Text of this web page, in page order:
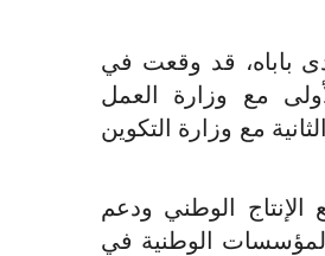
باباه، قد وقعت في
مع وزارة العمل
60 ألف زي مدرسي، والثانية مع وزارة التكوين
الإنتاج الوطني ودعم
الوطنية في